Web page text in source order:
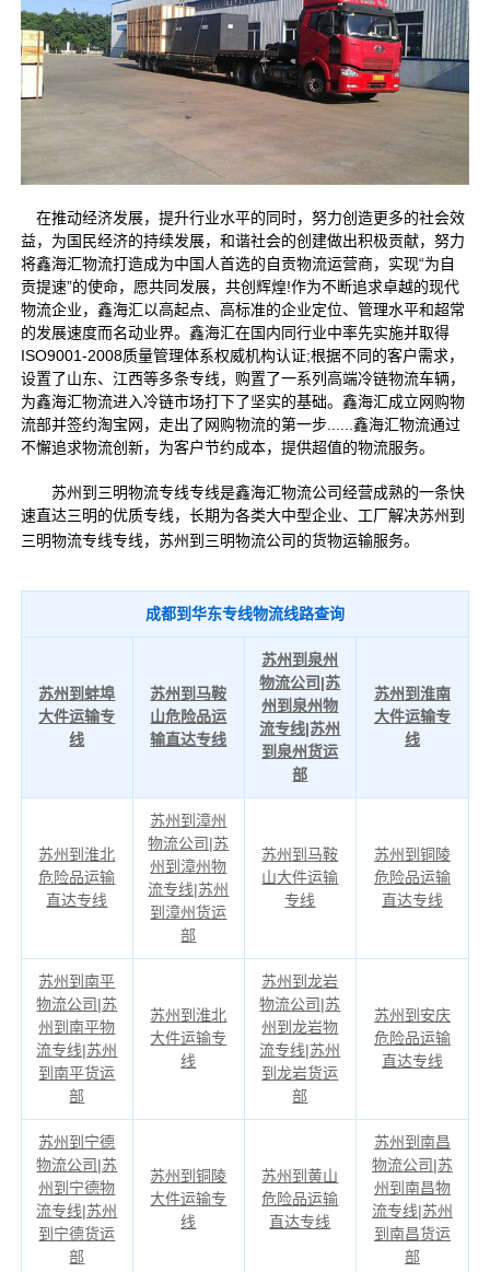
在推动经济发展，提升行业水平的同时，努力创造更多的社会效
益，为国民经济的持续发展，和谐社会的创建做出积极贡献，努力
将鑫海汇物流打造成为中国人首选的自贡物流运营商，实现“为自
贡提速”的使命，愿共同发展，共创辉煌!作为不断追求卓越的现代
物流企业，鑫海汇以高起点、高标准的企业定位、管理水平和超常
的发展速度而名动业界。鑫海汇在国内同行业中率先实施并取得
ISO9001-2008质量管理体系权威机构认证;根据不同的客户需求，
设置了山东、江西等多条专线，购置了一系列高端冷链物流车辆，
为鑫海汇物流进入冷链市场打下了坚实的基础。鑫海汇成立网购物
流部并签约淘宝网，走出了网购物流的第一步......鑫海汇物流通过
不懈追求物流创新，为客户节约成本，提供超值的物流服务。
苏州到三明物流专线专线是鑫海汇物流公司经营成熟的一条快
速直达三明的优质专线，长期为各类大中型企业、工厂解决苏州到
三明物流专线专线，苏州到三明物流公司的货物运输服务。
成都到华东专线物流线路查询
苏州到蚌埠
大件运输专
线
苏州到马鞍
山危险品运
输直达专线
苏州到泉州
物流公司|苏
州到泉州物
流专线|苏州
到泉州货运
部
苏州到淮南
大件运输专
线
苏州到淮北
危险品运输
直达专线
苏州到漳州
物流公司|苏
州到漳州物
流专线|苏州
到漳州货运
部
苏州到马鞍
山大件运输
专线
苏州到铜陵
危险品运输
直达专线
苏州到南平
物流公司|苏
州到南平物
流专线|苏州
到南平货运
部
苏州到淮北
大件运输专
线
苏州到龙岩
物流公司|苏
州到龙岩物
流专线|苏州
到龙岩货运
部
苏州到安庆
危险品运输
直达专线
苏州到宁德
物流公司|苏
州到宁德物
流专线|苏州
到宁德货运
部
苏州到铜陵
大件运输专
线
苏州到黄山
危险品运输
直达专线
苏州到南昌
物流公司|苏
州到南昌物
流专线|苏州
到南昌货运
部